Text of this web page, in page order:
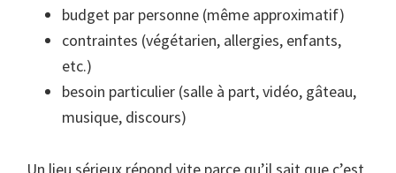
budget par personne (même approximatif)
contraintes (végétarien, allergies, enfants,
etc.)
besoin particulier (salle à part, vidéo, gâteau,
musique, discours)
Un lieu sérieux répond vite parce qu’il sait que c’est